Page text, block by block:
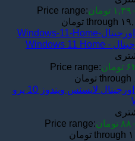
تومانPrice range:
تومانPrice range:
لایسنس ویندوز 10 پرو
تومانPrice range: